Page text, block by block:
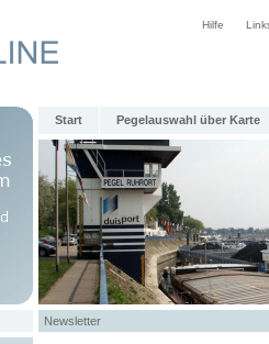
Hilfe
Start Pegelauswahl über Karte
Newsletter